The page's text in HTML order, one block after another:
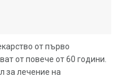
от първо
от повече от 60 години.
за лечение на